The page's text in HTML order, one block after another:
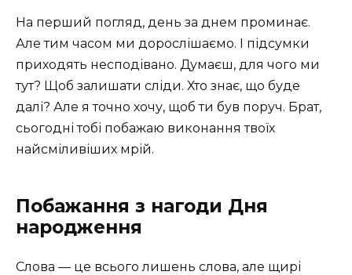
На перший погляд, день за днем проминає.
Але тим часом ми дорослішаємо. І підсумки
приходять несподівано. Думаєш, для чого ми
тут? Щоб залишати сліди. Хто знає, що буде
далі? Але я точно хочу, щоб ти був поруч. Брат,
сьогодні тобі побажаю виконання твоїх
найсміливіших мрій.
Побажання з нагоди Дня
народження
Слова — це всього лишень слова, але щирі